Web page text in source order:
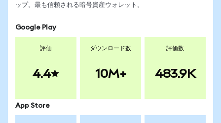
ップ。最も信頼される暗号資産ウォレット。
Google Play
評価
4.4
ダウンロード数
10M+
評価数
483.9K
App Store